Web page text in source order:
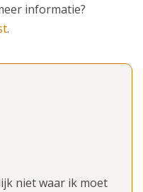
informatie?
.
niet waar ik moet